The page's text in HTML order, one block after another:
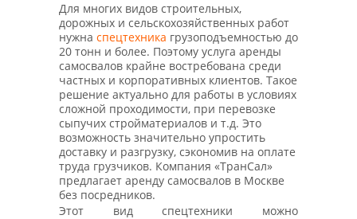
Для многих видов строительных,
дорожных и сельскохозяйственных работ
нужна спецтехника грузоподъемностью до
20 тонн и более. Поэтому услуга аренды
самосвалов крайне востребована среди
частных и корпоративных клиентов. Такое
решение актуально для работы в условиях
сложной проходимости, при перевозке
сыпучих стройматериалов и т.д. Это
возможность значительно упростить
доставку и разгрузку, сэкономив на оплате
труда грузчиков. Компания «ТранСал»
предлагает аренду самосвалов в Москве
без посредников.
Этот вид спецтехники можно